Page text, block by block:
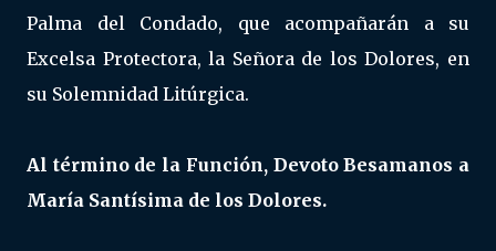
Palma del Condado, que acompañarán a su
Excelsa Protectora, la Señora de los Dolores, en
su Solemnidad Litúrgica.
Al término de la Función, Devoto Besamanos a
María Santísima de los Dolores.